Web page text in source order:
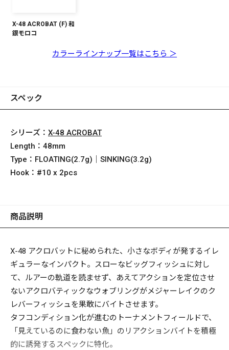
X-48 ACROBAT (F) 和
銀モロコ
カラーラインナップ一覧はこちら ＞
スペック
シリーズ： X-48 ACROBAT
Length： 48mm
Type： FLOATING(2.7g)｜SINKING(3.2g)
Hook： #10 x 2pcs
商品説明
X-48 アクロバットに秘められた、小さなボディが発するイレ
ギュラーなインパクト。スローなビッグフィッシュに対し
て、ルアーの軌道を読ませず、あえてアクションを定位させ
ないアクロバティックなウォブリングがメジャーレイクのク
レバーフィッシュを果敢にバイトさせます。
タフコンディション化が進むのトーナメントフィールドで、
「見えているのに食わない魚」のリアクションバイトを積極
的に誘発するスペックに特化。